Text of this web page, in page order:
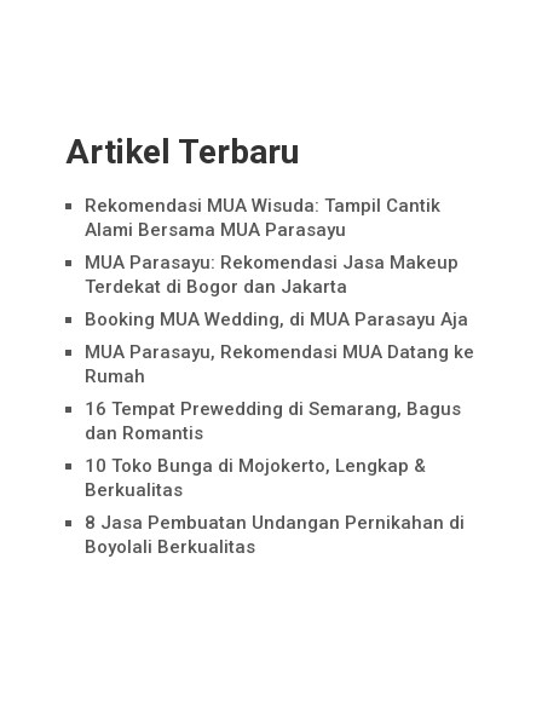
Artikel Terbaru
Rekomendasi MUA Wisuda: Tampil Cantik
Alami Bersama MUA Parasayu
MUA Parasayu: Rekomendasi Jasa Makeup
Terdekat di Bogor dan Jakarta
Booking MUA Wedding, di MUA Parasayu Aja
MUA Parasayu, Rekomendasi MUA Datang ke
Rumah
16 Tempat Prewedding di Semarang, Bagus
dan Romantis
10 Toko Bunga di Mojokerto, Lengkap &
Berkualitas
8 Jasa Pembuatan Undangan Pernikahan di
Boyolali Berkualitas